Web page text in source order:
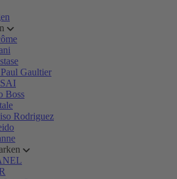
Gaultier
Boss
Rodriguez